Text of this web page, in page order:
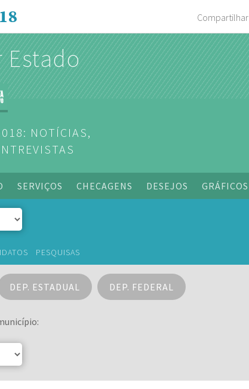
Compartilhar
Estado
NOTÍCIAS,
SERVIÇOS CHECAGENS DESEJOS GRÁFICOS
PESQUISAS
DEP. ESTADUAL DEP. FEDERAL